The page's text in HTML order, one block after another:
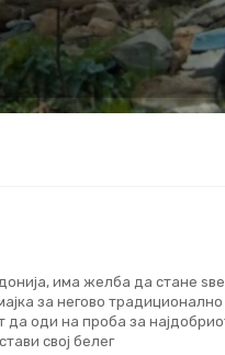
има желба да стане
за негово
оди на проба за
свој белег